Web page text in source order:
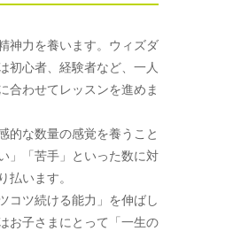
神力を養います。ウィズダ
初心者、経験者など、一人
合わせてレッスンを進めま
的な数量の感覚を養うこと
」「苦手」といった数に対
払います。
コツ続ける能力」を伸ばし
お子さまにとって「一生の